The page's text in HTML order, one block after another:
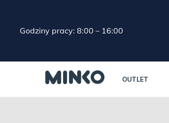
Godziny pracy: 8:00 – 16:00
OUTLET